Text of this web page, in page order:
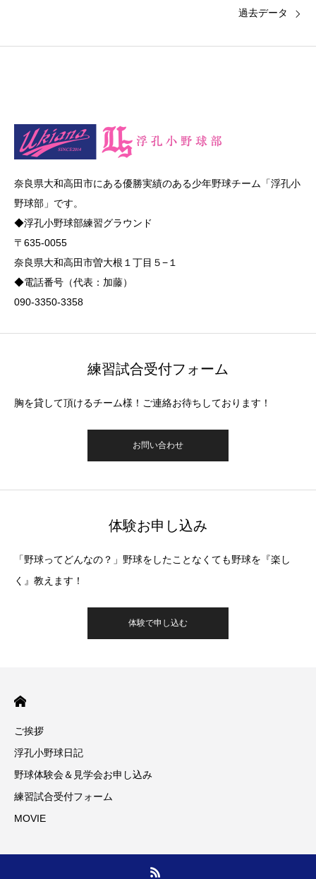
過去データ
奈良県大和高田市にある優勝実績のある少年野球チーム「浮孔小
野球部」です。
◆浮孔小野球部練習グラウンド
〒635-0055
奈良県大和高田市曽大根１丁目５−１
◆電話番号（代表：加藤）
090-3350-3358
練習試合受付フォーム
胸を貸して頂けるチーム様！ご連絡お待ちしております！
お問い合わせ
体験お申し込み
「野球ってどんなの？」野球をしたことなくても野球を『楽し
く』教えます！
体験で申し込む
ご挨拶
浮孔小野球日記
野球体験会＆見学会お申し込み
練習試合受付フォーム
MOVIE